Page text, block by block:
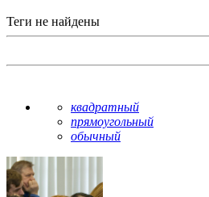
Теги не найдены
квадратный
прямоугольный
обычный